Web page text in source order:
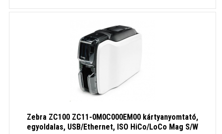
Zebra ZC100 ZC11-0M0C000EM00 kártyanyomtató,
egyoldalas, USB/Ethernet, ISO HiCo/LoCo Mag S/W